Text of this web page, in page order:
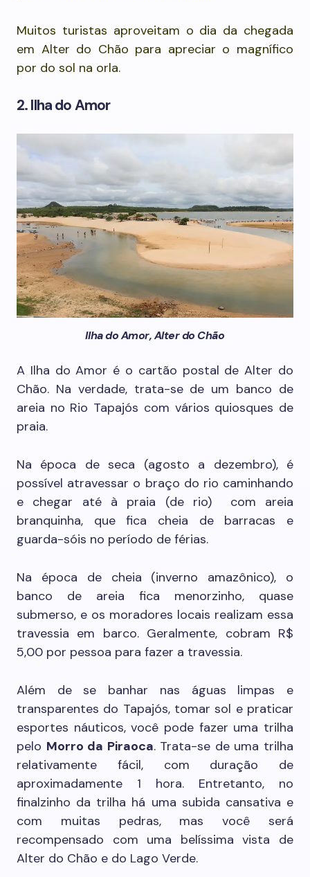
Muitos turistas aproveitam o dia da chegada
em Alter do Chão para apreciar o magnífico
por do sol na orla.
2. Ilha do Amor
Ilha do Amor, Alter do Chão
A Ilha do Amor é o cartão postal de Alter do
Chão. Na verdade, trata-se de um banco de
areia no Rio Tapajós com vários quiosques de
praia.
Na época de seca (agosto a dezembro), é
possível atravessar o braço do rio caminhando
e chegar até à praia (de rio) com areia
branquinha, que fica cheia de barracas e
guarda-sóis no período de férias.
Na época de cheia (inverno amazônico), o
banco de areia fica menorzinho, quase
submerso, e os moradores locais realizam essa
travessia em barco. Geralmente, cobram R$
5,00 por pessoa para fazer a travessia.
Além de se banhar nas águas limpas e
transparentes do Tapajós, tomar sol e praticar
esportes náuticos, você pode fazer uma trilha
pelo Morro da Piraoca. Trata-se de uma trilha
relativamente fácil, com duração de
aproximadamente 1 hora. Entretanto, no
finalzinho da trilha há uma subida cansativa e
com muitas pedras, mas você será
recompensado com uma belíssima vista de
Alter do Chão e do Lago Verde.